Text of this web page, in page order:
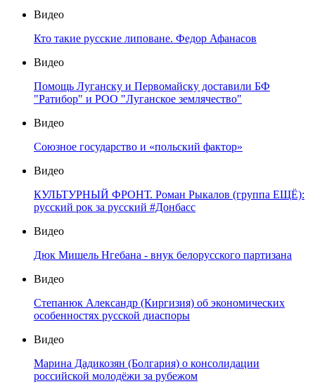
Видео
Кто такие русские липоване. Федор Афанасов
Видео
Помощь Луганску и Первомайску доставили БФ
"Ратибор" и РОО "Луганское землячество"
Видео
Союзное государство и «польский фактор»
Видео
КУЛЬТУРНЫЙ ФРОНТ. Роман Рыкалов (группа ЕЩЁ):
русский рок за русский #Донбасс
Видео
Дюк Мишель Нгебана - внук белорусского партизана
Видео
Степанюк Александр (Киргизия) об экономических
особенностях русской диаспоры
Видео
Марина Дадикозян (Болгария) о консолидации
российской молодёжи за рубежом